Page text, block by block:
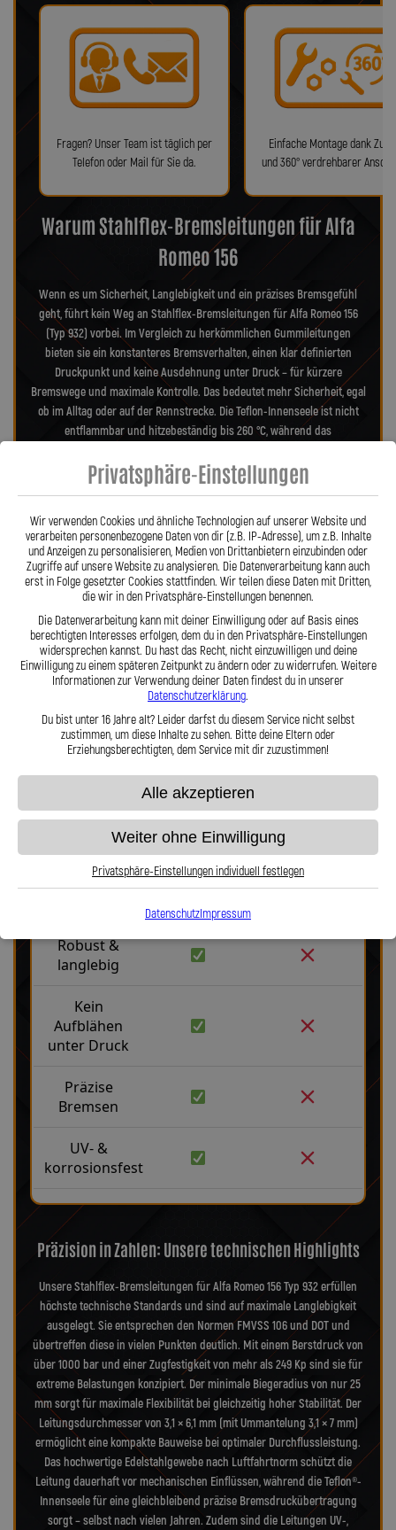
Fragen? Unser Team ist täglich per
Telefon oder Mail für Sie da.
Einfache Montage dank
und 360° verdrehbarer
Stahlflex vs. Gummi
Stahlflex
Robust &
langlebig
Kein
Aufblähen
unter Druck
Präzise
Bremsen
UV- &
korrosionsfest
Warum Stahlflex-Bremsleitungen für Alfa
Romeo 156
Wenn es um Sicherheit, Langlebigkeit und ein präzises Bremsgefühl
geht, führt kein Weg an Stahlflex-Bremsleitungen für Alfa Romeo 156
(Typ 932) vorbei. Im Vergleich zu herkömmlichen Gummileitungen
bieten sie ein konstanteres Bremsverhalten, einen klar definierten
Druckpunkt und keine Ausdehnung unter Druck – für kürzere
Bremswege und maximale Kontrolle. Das bedeutet mehr Sicherheit, egal
ob im Alltag oder auf der Rennstrecke. Die Teflon-Innenseele ist nicht
entflammbar und hitzebeständig bis 260 °C, während das
unempfindlich gegenüber äußeren Einflüssen macht. Es schützt
zuverlässig vor Marderbissen, Witterung und Beschädigungen – ein
Das spart Kosten und vermittelt dauerhaft ein sicheres Gefühl beim
Fahren. Unsere ausjustierbaren, verdrehbaren Anschlüsse ermöglichen
eine drallfreie und spannungsfreie Verlegung. Ob Sonderanfertigung
oder anbaufertiges Stahlflex-Kit – jede Leitung wird passgenau und
präzise gefertigt. Mit den Stahlflex-Bremsleitungen von Lothar Spiegler
Kfz-Leitungen GmbH entscheiden Sie sich für echte deutsche Qualität,
höchste Sicherheit und ein Produkt, das hält, was es verspricht.
Hier zu unserem Video „Stahlflex vs. Gummi“
Präzision in Zahlen: Unsere technischen Highlights
Unsere Stahlflex-Bremsleitungen für Alfa Romeo 156 Typ 932 erfüllen
höchste technische Standards und sind auf maximale Langlebigkeit
ausgelegt. Sie entsprechen den Normen FMVSS 106 und DOT und
übertreffen diese in vielen Punkten deutlich. Mit einem Berstdruck von
über 1000 bar und einer Zugfestigkeit von mehr als 249 Kp sind sie für
extreme Belastungen konzipiert. Der minimale Biegeradius von nur 25
mm sorgt für maximale Flexibilität bei gleichzeitig hoher Stabilität. Der
Leitungsdurchmesser von 3,1 × 6,1 mm (mit Ummantelung 3,1 × 7 mm)
ermöglicht eine kompakte Bauweise bei optimaler Durchflussleistung.
Das hochwertige Edelstahlgewebe nach Luftfahrtnorm schützt die
Leitung dauerhaft vor mechanischen Einflüssen, während die Teflon®-
Innenseele für eine gleichbleibend präzise Bremsdruckübertragung
sorgt – selbst nach vielen Jahren. Zudem sind die Leitungen UV-,
Privatsphäre-Einstellungen
Wir verwenden Cookies und ähnliche Technologien auf unserer Website und
verarbeiten personenbezogene Daten von dir (z.B. IP-Adresse), um z.B. Inhalte
und Anzeigen zu personalisieren, Medien von Drittanbietern einzubinden oder
Zugriffe auf unsere Website zu analysieren. Die Datenverarbeitung kann auch
erst in Folge gesetzter Cookies stattfinden. Wir teilen diese Daten mit Dritten,
die wir in den Privatsphäre-Einstellungen benennen.
Die Datenverarbeitung kann mit deiner Einwilligung oder auf Basis eines
berechtigten Interesses erfolgen, dem du in den Privatsphäre-Einstellungen
widersprechen kannst. Du hast das Recht, nicht einzuwilligen und deine
Einwilligung zu einem späteren Zeitpunkt zu ändern oder zu widerrufen. Weitere
Informationen zur Verwendung deiner Daten findest du in unserer
Datenschutzerklärung.
Du bist unter 16 Jahre alt? Leider darfst du diesem Service nicht selbst
zustimmen, um diese Inhalte zu sehen. Bitte deine Eltern oder
Erziehungsberechtigten, dem Service mit dir zuzustimmen!
Alle akzeptieren
Weiter ohne Einwilligung
Privatsphäre-Einstellungen individuell festlegen
DatenschutzImpressum